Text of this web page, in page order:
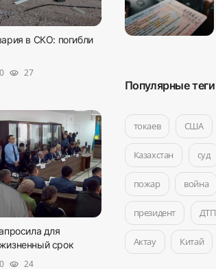
в СКО: погибли
0 visibility 27
для
срок
0 visibility 24
Популярные теги
токаев США
Казахстан суд
пожар война
президент ДТП
Актау Китай